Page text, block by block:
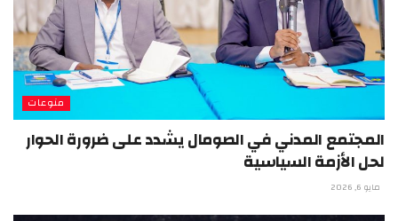
منوعات
المجتمع المدني في الصومال يشدد على ضرورة الحوار
لحل الأزمة السياسية
مايو 6, 2026